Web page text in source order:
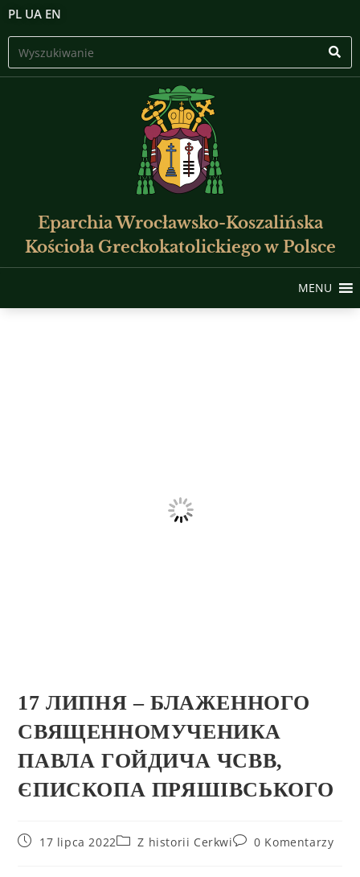
PL UA EN
Eparchia Wrocławsko-Koszalińska
Kościoła Greckokatolickiego w Polsce
MENU
17 ЛИПНЯ – БЛАЖЕННОГО
СВЯЩЕННОМУЧЕНИКА
ПАВЛА ГОЙДИЧА ЧСВВ,
ЄПИСКОПА ПРЯШІВСЬКОГО
17 lipca 2022 Z historii Cerkwi 0 Komentarzy